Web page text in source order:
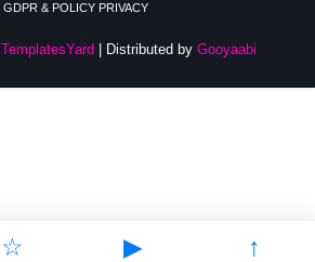
GDPR & POLICY PRIVACY
TemplatesYard | Distributed by Gooyaabi
☆ ▶ ↑